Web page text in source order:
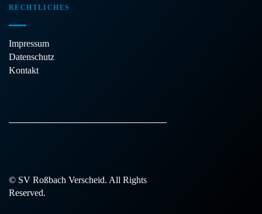
RECHTLICHES
Impressum
Datenschutz
Kontakt
© SV Roßbach Verscheid. All Rights
Reserved.